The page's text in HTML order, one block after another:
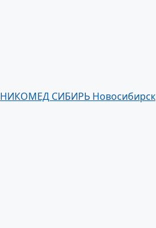
НИКОМЕД СИБИРЬ Новосибирск